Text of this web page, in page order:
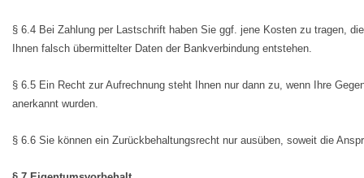
§ 6.4 Bei Zahlung per Lastschrift haben Sie ggf. jene Kosten zu tragen,
Ihnen falsch übermittelter Daten der Bankverbindung entstehen.
§ 6.5 Ein Recht zur Aufrechnung steht Ihnen nur dann zu, wenn Ihre
anerkannt wurden.
§ 6.6 Sie können ein Zurückbehaltungsrecht nur ausüben, soweit die